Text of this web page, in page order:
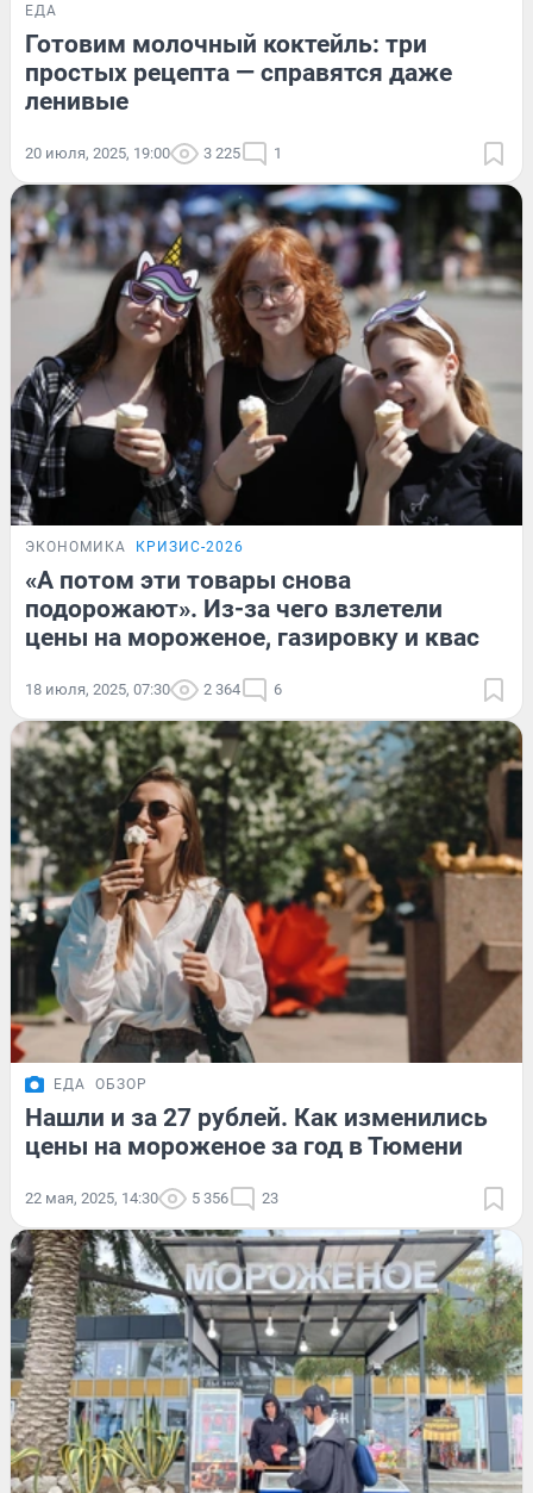
ЕДА
Готовим молочный коктейль: три
простых рецепта — справятся даже
ленивые
20 июля, 2025, 19:00 3 225 1
ЭКОНОМИКА КРИЗИС-2026
«А потом эти товары снова
подорожают». Из-за чего взлетели
цены на мороженое, газировку и квас
18 июля, 2025, 07:30 2 364 6
ЕДА ОБЗОР
Нашли и за 27 рублей. Как изменились
цены на мороженое за год в Тюмени
22 мая, 2025, 14:30 5 356 23